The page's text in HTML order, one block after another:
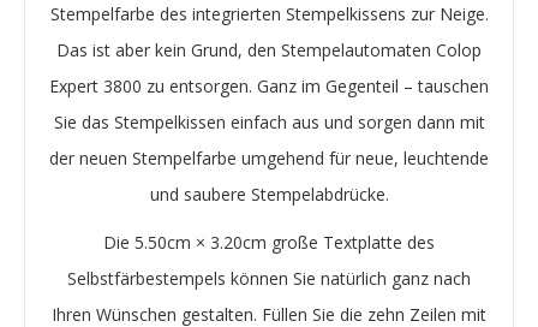
Stempelfarbe des integrierten Stempelkissens zur Neige.
Das ist aber kein Grund, den Stempelautomaten Colop
Expert 3800 zu entsorgen. Ganz im Gegenteil – tauschen
Sie das Stempelkissen einfach aus und sorgen dann mit
der neuen Stempelfarbe umgehend für neue, leuchtende
und saubere Stempelabdrücke.
Die 5.50cm × 3.20cm große Textplatte des
Selbstfärbestempels können Sie natürlich ganz nach
Ihren Wünschen gestalten. Füllen Sie die zehn Zeilen mit